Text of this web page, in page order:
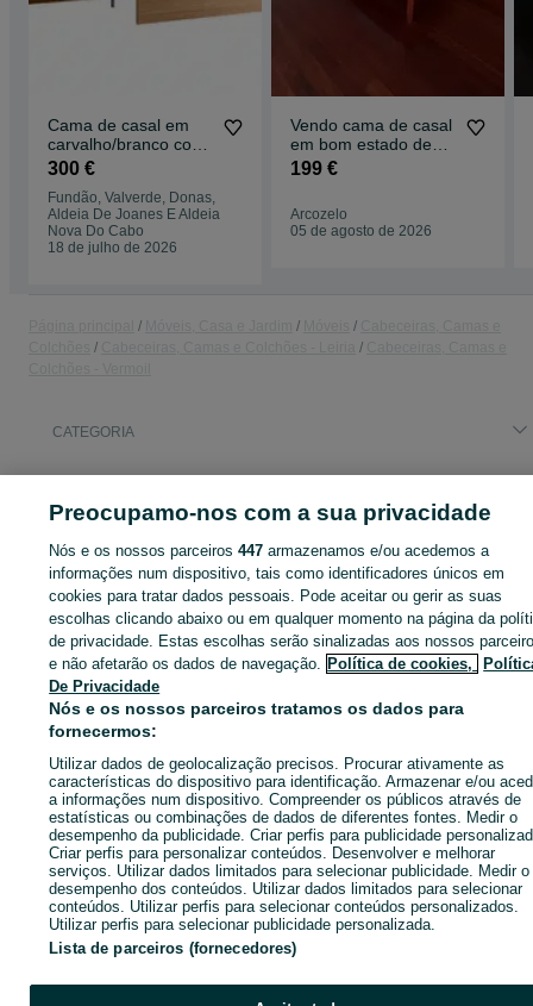
Cama de casal em
carvalho/branco com
cabeceira de design
300 €
Fundão, Valverde, Donas,
Aldeia De Joanes E Aldeia
Nova Do Cabo
18 de julho de 2026
Vendo cama de casal
em bom estado de
conservação
199 €
Arcozelo
05 de agosto de 2026
CATEGORIA
Entra na tua conta OLX ou cria uma nova para contactares
anunciante
Entrar ou criar conta
Enviar mensagem
Preocupamo-nos com a sua privacidade
Nós e os nossos parceiros447 armazenamos e/ou acedemos a
informações num dispositivo, tais como identificadores únicos em
cookies para tratar dados pessoais. Pode aceitar ou gerir as suas
escolhas clicando abaixo ou em qualquer momento na página da
de privacidade. Estas escolhas serão sinalizadas aos nossos
e não afetarão os dados de navegação. Política de cookies,
De Privacidade
Nós e os nossos parceiros tratamos os dados para
fornecermos:
Utilizar dados de geolocalização precisos. Procurar ativamente as
características do dispositivo para identificação. Armazenar e/ou
a informações num dispositivo. Compreender os públicos através de
estatísticas ou combinações de dados de diferentes fontes. Medir o
desempenho da publicidade. Criar perfis para publicidade
Criar perfis para personalizar conteúdos. Desenvolver e melhorar
serviços. Utilizar dados limitados para selecionar publicidade. Medir o
desempenho dos conteúdos. Utilizar dados limitados para selecionar
conteúdos. Utilizar perfis para selecionar conteúdos personalizados.
Utilizar perfis para selecionar publicidade personalizada.
Lista de parceiros (fornecedores)